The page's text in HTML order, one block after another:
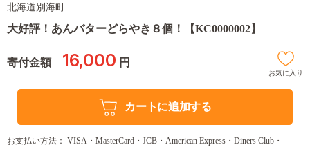
北海道別海町
大好評！あんバターどらやき８個！【KC0000002】
寄付金額 16,000 円
お気に入り
カートに追加する
お支払い方法： VISA・MasterCard・JCB・American Express・Diners Club・